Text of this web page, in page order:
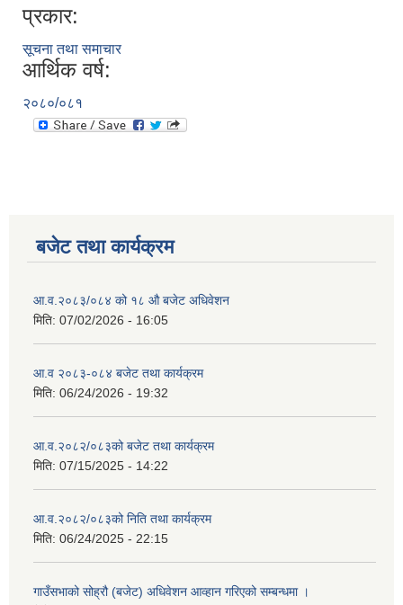
प्रकार:
सूचना तथा समाचार
आर्थिक वर्ष:
२०८०/०८१
बजेट तथा कार्यक्रम
आ.व.२०८३/०८४ को १८ ‍औ बजेट अधिवेशन
मिति: 07/02/2026 - 16:05
आ.व २०८३-०८४ बजेट तथा कार्यक्रम
मिति: 06/24/2026 - 19:32
आ.व.२०८२/०८३को बजेट तथा कार्यक्रम
मिति: 07/15/2025 - 14:22
आ.व.२०८२/०८३को निति तथा कार्यक्रम
मिति: 06/24/2025 - 22:15
गाउँसभाको सोह्रौ (बजेट) अधिवेशन आव्हान गरिएको सम्बन्धमा ।